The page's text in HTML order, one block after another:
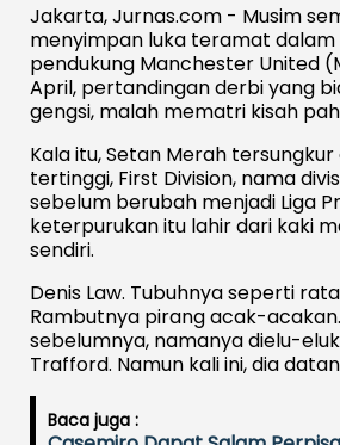
Jakarta, Jurnas.com - Musim
menyimpan luka teramat
pendukung Manchester United
April, pertandingan derbi yang
gengsi, malah mematri kisah
Kala itu, Setan Merah
tertinggi, First Division, nama
sebelum berubah menjadi Liga
keterpurukan itu lahir dari kaki
sendiri.
Denis Law. Tubuhnya seperti
Rambutnya pirang acak-
sebelumnya, namanya dielu-
Trafford. Namun kali ini, dia
Baca juga :